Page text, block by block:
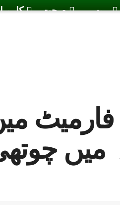
صحت موسم
میں